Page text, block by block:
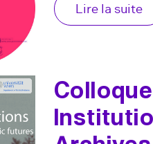
Lire la suite